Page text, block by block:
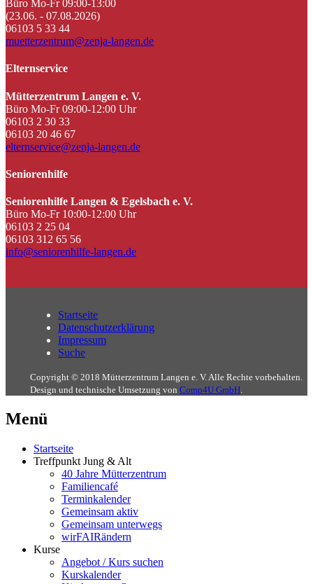
Büro Mo-Fr 09:00-13:00
(23.06. - 07.08.2026)
06103 5 33 44
muetterzentrum@zenja-langen.de
Elternservice
Mütterzentrum Langen e. V.
Büro Mo-Fr 09:00-12:00 Uhr
06103 2 30 33
06103 20 46 67
elternservice@zenja-langen.de
Seniorenhilfe
Seniorenhilfe Langen & Egelsbach e. V.
Büro Mo-Fr 10:00-12:00 Uhr
06103 2 25 04
06103 312 65 56
info@seniorenhilfe-langen.de
Startseite
Datenschutzerklärung
Impressum
Suche
Copyright © 2018 Mütterzentrum Langen e. V. Alle Rechte vorbehalten.
Design und technische Umsetzung von Comp4U GmbH.
Menü
Startseite
Treffpunkt Jung & Alt
40 Jahre Mütterzentrum
Familiencafé
Terminkalender
Gemeinsam aktiv
Gemeinsam unterwegs
wirFAIRändern
Kurse
Angebot / Kurs suchen
Kurskalender